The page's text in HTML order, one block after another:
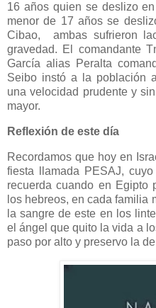
16 años quien se deslizo
menor de 17 años se
Cibao, ambas sufrieron
gravedad. El comandante
García alias Peralta
Seibo instó a la población
una velocidad prudente y
mayor.
Reflexión de este día
Recordamos que hoy en
fiesta llamada PESAJ,
recuerda cuando en Egipto
los hebreos, en cada familia
la sangre de este en los
el ángel que quito la vida a
paso por alto y preservo la